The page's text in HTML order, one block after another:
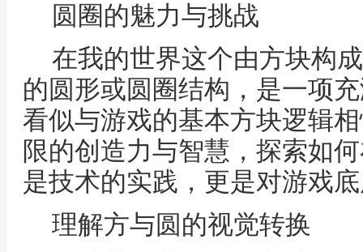
圆圈的魅力与挑战
在我的世界这个由方块构
的圆形或圆圈结构，是一项
看似与游戏的基本方块逻辑
限的创造力与智慧，探索如
是技术的实践，更是对游戏
理解方与圆的视觉转换